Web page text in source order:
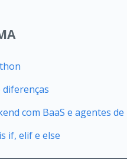
diferenças
com BaaS e agentes de
if, elif e else